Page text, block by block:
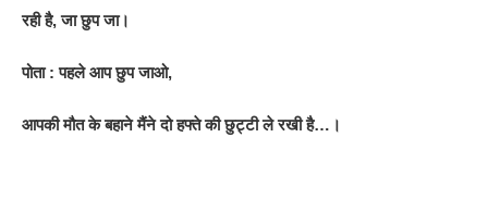
रही है, जा छुप जा।
पोता : पहले आप छुप जाओ,
आपकी मौत के बहाने मैंने दो हफ्ते की छुट्टी ले रखी है…।